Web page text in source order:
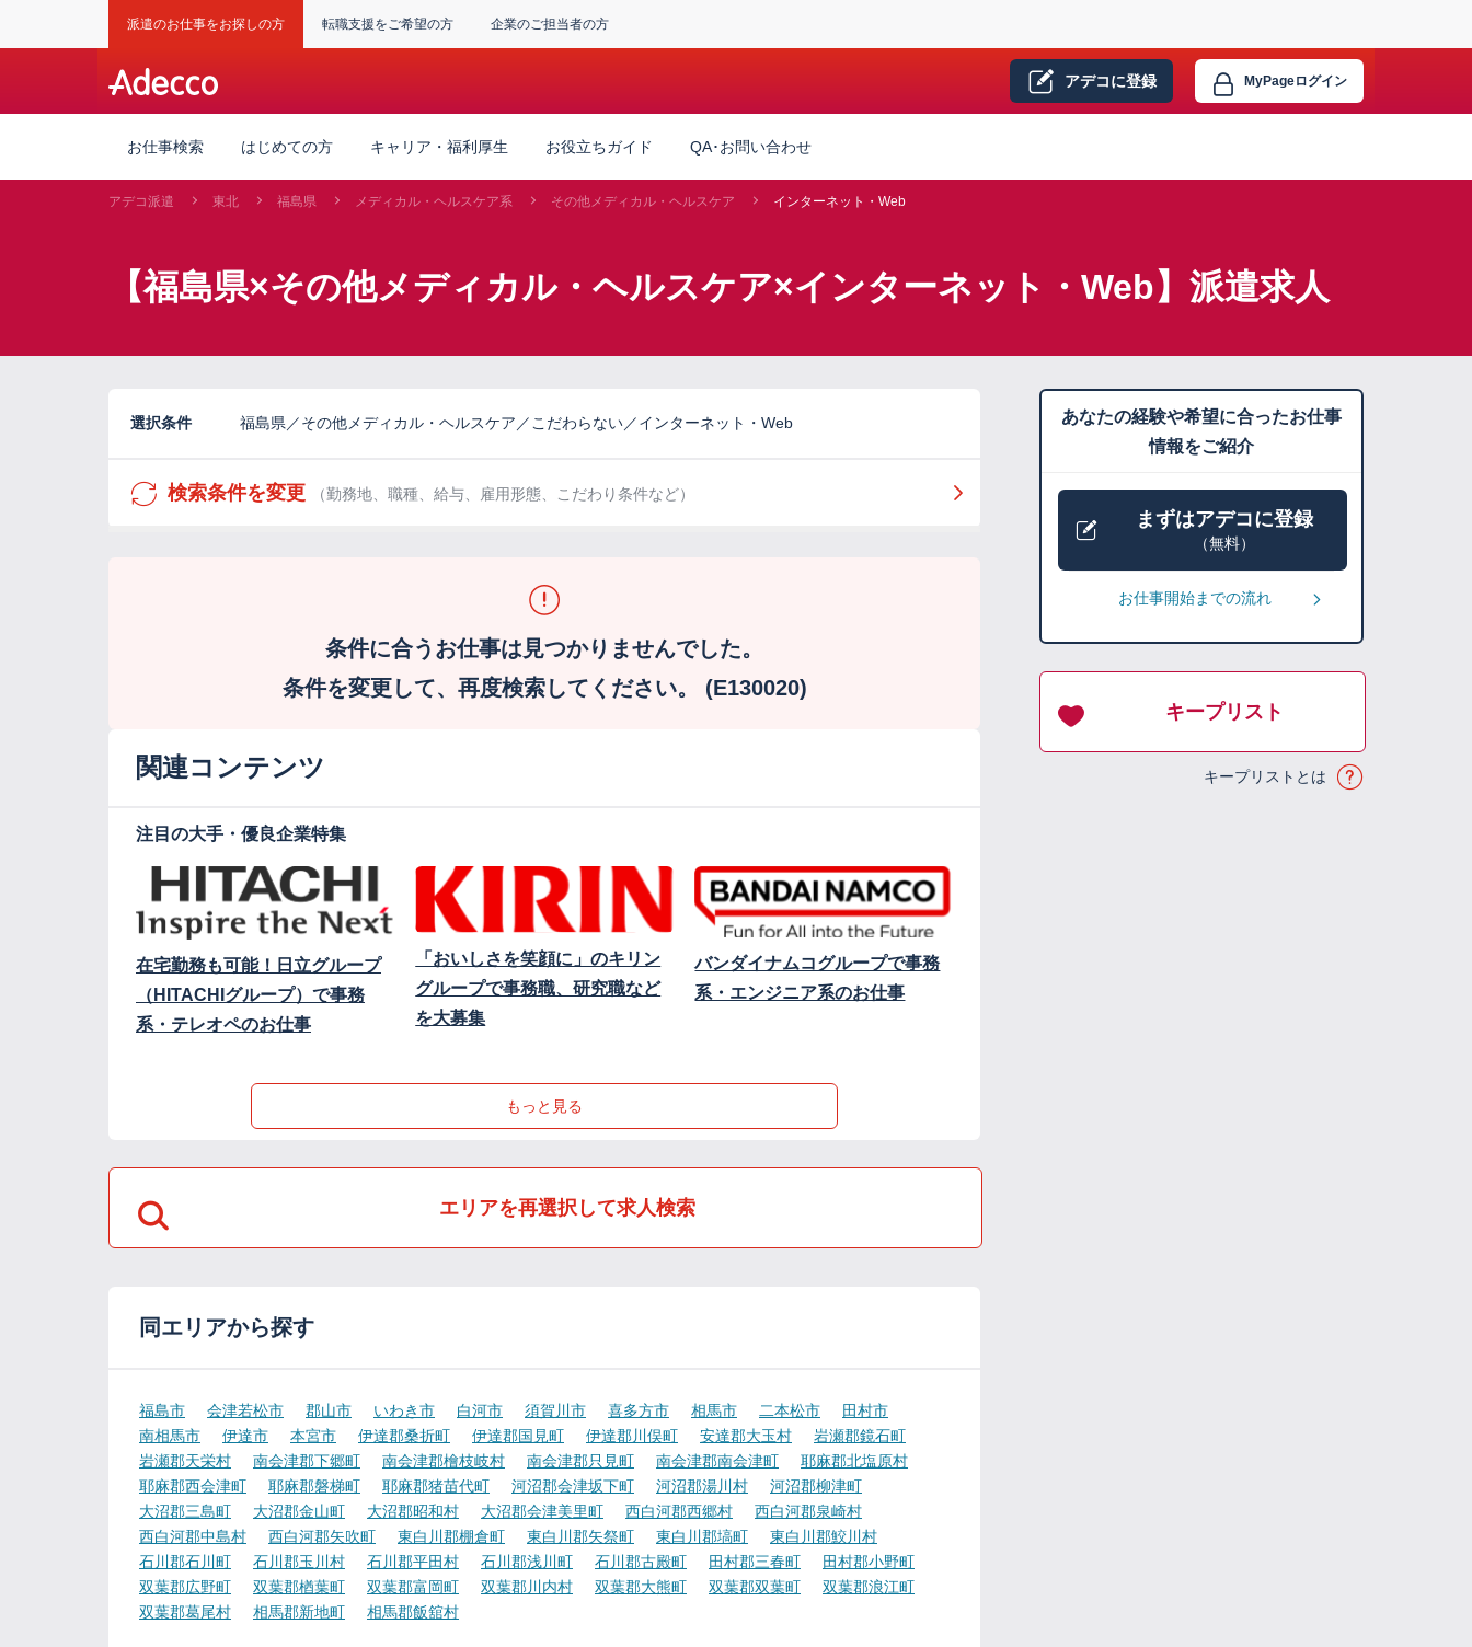
派遣のお仕事をお探しの方 転職支援をご希望の方 企業のご担当者の方
アデコに登録 MyPageログイン
お仕事検索 はじめての方 キャリア・福利厚生 お役立ちガイド QA･お問い合わせ
アデコ派遣 東北 福島県 メディカル・ヘルスケア系 その他メディカル・ヘルスケア インターネット・Web
【福島県×その他メディカル・ヘルスケア×インターネット・Web】派遣求人
選択条件 福島県／その他メディカル・ヘルスケア／こだわらない／インターネット・Web
検索条件を変更 （勤務地、職種、給与、雇用形態、こだわり条件など）
条件に合うお仕事は見つかりませんでした。
条件を変更して、再度検索してください。 (E130020)
関連コンテンツ
注目の大手・優良企業特集
在宅勤務も可能！日立グループ
（HITACHIグループ）で事務
系・テレオペのお仕事
「おいしさを笑顔に」のキリン
グループで事務職、研究職など
を大募集
バンダイナムコグループで事務
系・エンジニア系のお仕事
もっと見る
エリアを再選択して求人検索
同エリアから探す
福島市 会津若松市 郡山市 いわき市 白河市 須賀川市 喜多方市 相馬市 二本松市
田村市
南相馬市
伊達市 本宮市 伊達郡桑折町 伊達郡国見町 伊達郡川俣町 安達郡大玉村
岩瀬郡鏡石町
岩瀬郡天栄村
南会津郡下郷町 南会津郡檜枝岐村 南会津郡只見町 南会津郡南会津町
耶麻郡北塩原村
耶麻郡西会津町
耶麻郡磐梯町 耶麻郡猪苗代町 河沼郡会津坂下町 河沼郡湯川村
河沼郡柳津町
大沼郡三島町
大沼郡金山町 大沼郡昭和村 大沼郡会津美里町 西白河郡西郷村
西白河郡泉崎村
西白河郡中島村
西白河郡矢吹町 東白川郡棚倉町 東白川郡矢祭町 東白川郡塙町
東白川郡鮫川村
石川郡石川町
石川郡玉川村 石川郡平田村 石川郡浅川町 石川郡古殿町 田村郡三春町
田村郡小野町
双葉郡広野町
双葉郡楢葉町 双葉郡富岡町 双葉郡川内村 双葉郡大熊町 双葉郡双葉町
双葉郡浪江町
双葉郡葛尾村
相馬郡新地町 相馬郡飯舘村
あなたの経験や希望に合ったお仕事
情報をご紹介
まずはアデコに登録
（無料）
お仕事開始までの流れ
キープリスト
キープリストとは